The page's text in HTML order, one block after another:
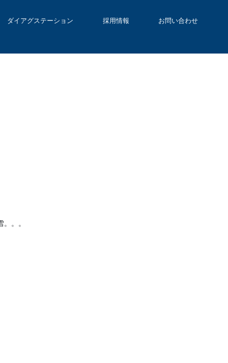
ダイアグステーション 採用情報 お問い合わせ
。。。